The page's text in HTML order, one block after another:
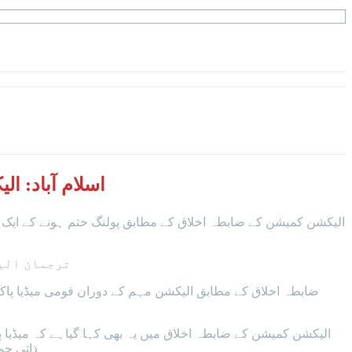
اسلام آباد:
الیکشن کمیشن کے ضابطہ اخلاق کے مطابق پولنگ ختم ہونے کے ایک
ترجمان
ضابطہ اخلاق کے مطابق الیکشن مہم کے دوران قومی میڈیا
الیکشن کمیشن کے ضابطہ اخلاق میں یہ بھی کہا گیاہے کہ
ذاتی